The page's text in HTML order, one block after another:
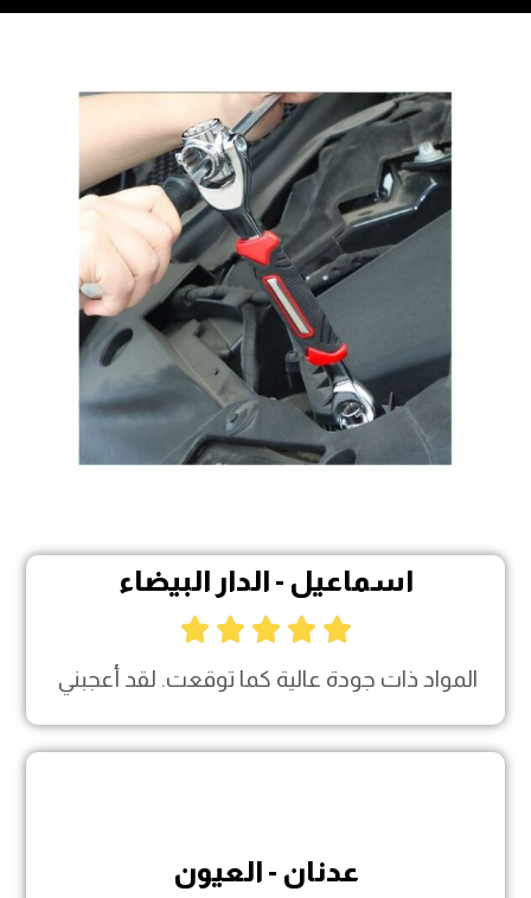
اسماعيل - الدار البيضاء





المواد ذات جودة عالية كما توقعت. لقد أعجبني
عدنان - العيون